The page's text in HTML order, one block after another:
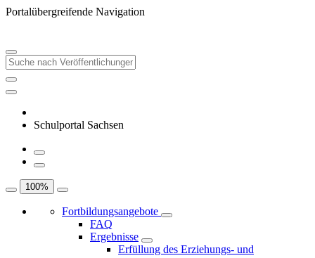
Portalübergreifende Navigation
Schulportal Sachsen
100%
Fortbildungsangebote
FAQ
Ergebnisse
Erfüllung des Erziehungs- und